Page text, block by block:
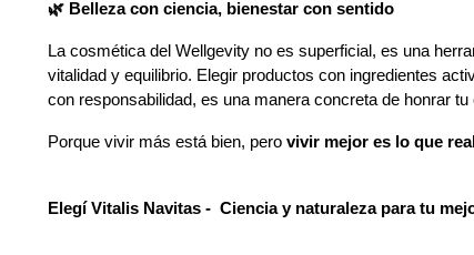
🌿 Belleza con ciencia, bienestar con sentido
La cosmética del Wellgevity no es superficial, es una
vitalidad y equilibrio. Elegir productos con ingredientes
con responsabilidad, es una manera concreta de honrar
Porque vivir más está bien, pero vivir mejor es lo que
Elegí Vitalis Navitas -  Ciencia y naturaleza para tu